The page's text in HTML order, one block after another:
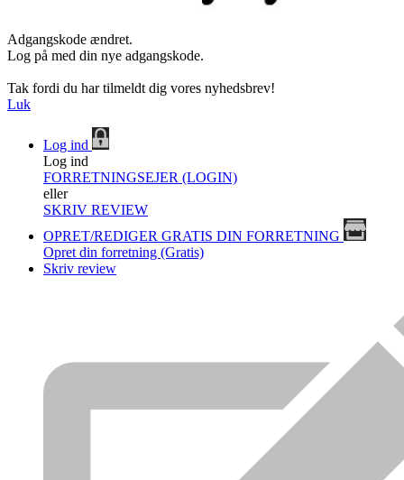
Adgangskode ændret.
Log på med din nye adgangskode.
Tak fordi du har tilmeldt dig vores nyhedsbrev!
Luk
Log ind
Log ind
FORRETNINGSEJER (LOGIN)
eller
SKRIV REVIEW
OPRET/REDIGER GRATIS DIN FORRETNING
Opret din forretning (Gratis)
Skriv review